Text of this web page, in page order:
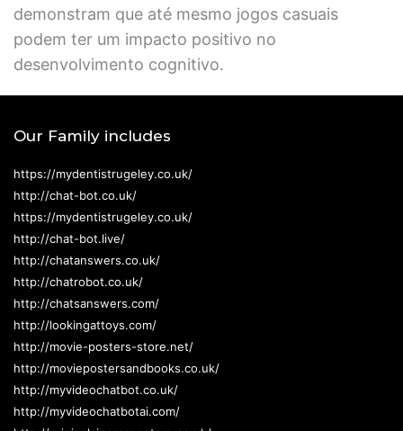
demonstram que até mesmo jogos casuais
podem ter um impacto positivo no
desenvolvimento cognitivo.
Our Family includes
https://mydentistrugeley.co.uk/
http://chat-bot.co.uk/
https://mydentistrugeley.co.uk/
http://chat-bot.live/
http://chatanswers.co.uk/
http://chatrobot.co.uk/
http://chatsanswers.com/
http://lookingattoys.com/
http://movie-posters-store.net/
http://moviepostersandbooks.co.uk/
http://myvideochatbot.co.uk/
http://myvideochatbotai.com/